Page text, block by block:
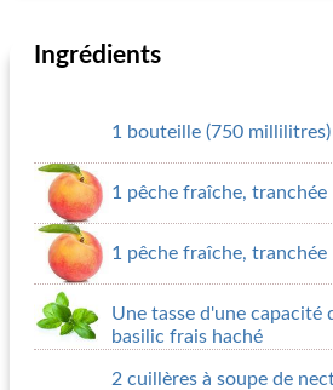
Ingrédients
1 bouteille (750
1 pêche fraîche, tranchée
1 pêche fraîche, tranchée
Une tasse d'une capacité
basilic frais haché
2 cuillères à soupe de